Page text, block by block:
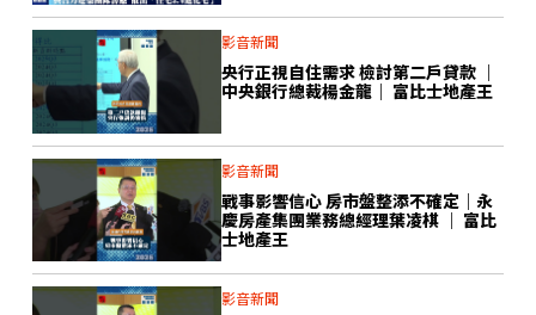
影音新聞
央行正視自住需求 檢討第二戶貸款 ｜
中央銀行總裁楊金龍｜ 富比士地產王
影音新聞
戰事影響信心 房市盤整添不確定｜永
慶房產集團業務總經理葉凌棋 ｜ 富比
士地產王
影音新聞